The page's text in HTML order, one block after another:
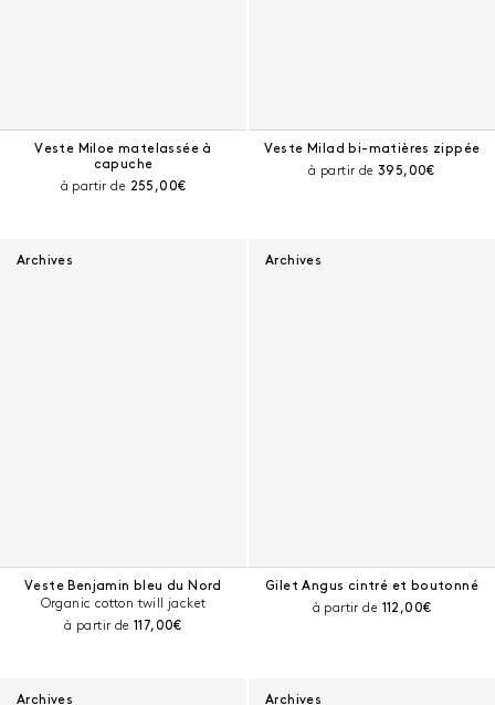
Veste Miloe matelassée à
capuche
à partir de Prix courant :
255,00€
Veste Milad bi-matières zippée
à partir de Prix courant :
395,00€
Archives
Veste Benjamin bleu du Nord
Organic cotton twill jacket
à partir de Prix courant :
117,00€
Archives
Gilet Angus cintré et boutonné
à partir de Prix courant :
112,00€
Archives Archives